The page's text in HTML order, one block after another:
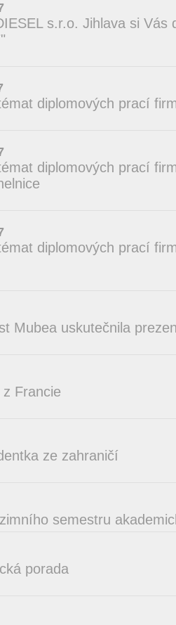
s.r.o. Jihlava si Vás
diplomových prací
diplomových prací
diplomových prací
Mubea uskutečnila
Francie
ze zahraničí
semestru
porada